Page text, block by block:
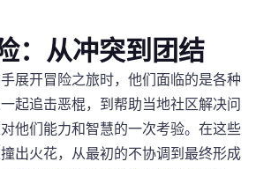
：从冲突到团结
展开冒险之旅时，他们面临的是各种
起追击恶棍，到帮助当地社区解决问
他们能力和智慧的一次考验。在这些
出火花，从最初的不协调到最终形成